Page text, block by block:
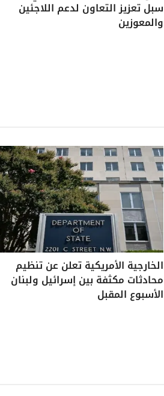
سبل تعزيز التعاون لدعم اللاجئين
والمعوزين
الخارجية الأمريكية تعلن عن تنظيم
محادثات مكثفة بين إسرائيل ولبنان
الأسبوع المقبل